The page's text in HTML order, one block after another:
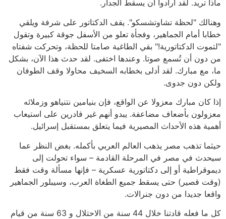
ماذا تريد. لقد أرادوا أن يسقط الجدار.
وهنالك "لحظة تشاوتشسكو". يقف الدكتاتور على شرفة ويلقي
خطابا أمام الجماهير، وفجأة تعلو من الأسفل جوقة كبيرة وتقول
"لتموت الدكتاتورية!" بقي الطاغية صامتا للحظة، وتحركت شفتاه
من دون أن تُسمع صوتا. وعندها اختفى. لقد حدث هذا الآن، بشكل
ما، مع مبارك. لقد أدلى بخطابه السخيف محاولا وقف الطوفان
ولكن دون جدوى.
إذا كان مبارك معزولا عن الواقع، فإن بنيامين نتنياهو وزملائه
معزولون بأضعاف مضاعفة. يبدو أنهم غير قادرين على استيعاب
أهمية هذه الأحداث المصيرية فيما يتعلق بمستقبل إسرائيل.
حيثما تذهب مصر يذهب العالم العربي بأكمله. بغض النظر عما
سيحدث في مصر في المرحلة القادمة – سواء تحولت إلى
ديموقراطية أو إلى دكتاتورية عسكرية – فإنها مسألة وقت فقط
(وقت قصير) حتى يسقط جميع الطغاة العرب، وسيبلور الجماهير
واقعا جديدا من دون جنرالات.
كل ما فعله قادتنا خلال 44 سنة من الاحتلال و 63 سنة من قيام